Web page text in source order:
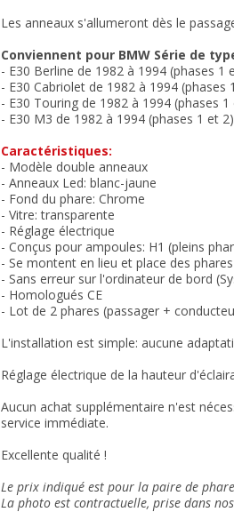
Les anneaux s'allumeront dès le
Conviennent pour BMW Série de
- E30 Berline de 1982 à 1994 (phases 1
- E30 Cabriolet de 1982 à 1994 (phases
- E30 Touring de 1982 à 1994 (phases 1
- E30 M3 de 1982 à 1994 (phases 1 et 2)
Caractéristiques:
- Modèle double anneaux
- Anneaux Led: blanc-jaune
- Fond du phare: Chrome
- Vitre: transparente
- Réglage électrique
- Conçus pour ampoules: H1 (pleins
- Se montent en lieu et place des
- Sans erreur sur l'ordinateur de bord
- Homologués CE
- Lot de 2 phares (passager +
L'installation est simple: aucune
Réglage électrique de la hauteur
Aucun achat supplémentaire n'est
service immédiate.
Excellente qualité !
Le prix indiqué est pour la paire de
La photo est contractuelle, prise dans